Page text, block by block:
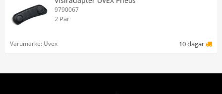
9790067
2 Par
Varumärke: Uvex 10 dagar